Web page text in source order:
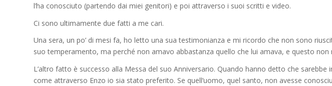
l’ha conosciuto (partendo dai miei genitori) e poi attraverso i suoi scritti e video.
Ci sono ultimamente due fatti a me cari.
Una sera, un po’ di mesi fa, ho letto una sua testimonianza e mi ricordo che non sono
suo temperamento, ma perché non amavo abbastanza quello che lui amava, e questo non
L’altro fatto è successo alla Messa del suo Anniversario. Quando hanno detto che
come attraverso Enzo io sia stato preferito. Se quell’uomo, quel santo, non avesse